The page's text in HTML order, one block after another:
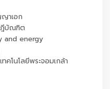
าเอก
บัณฑิต
and energy
คโนโลยีพระจอมเกล้า